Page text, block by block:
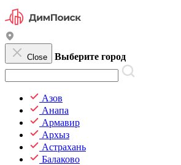
Close Выберите город
Азов
Анапа
Армавир
Архыз
Астрахань
Балаково